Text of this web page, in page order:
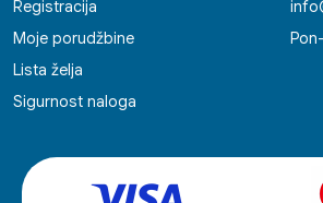
Registracija
Moje porudžbine
Lista želja
Sigurnost naloga